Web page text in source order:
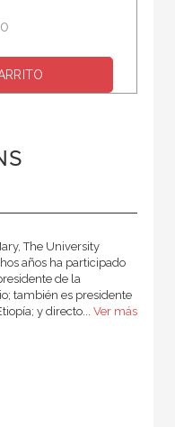
The University
años ha participado
de la
también es presidente
y directo... Ver más